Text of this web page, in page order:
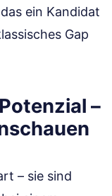
ein Kandidat
Gap
–
– sie sind